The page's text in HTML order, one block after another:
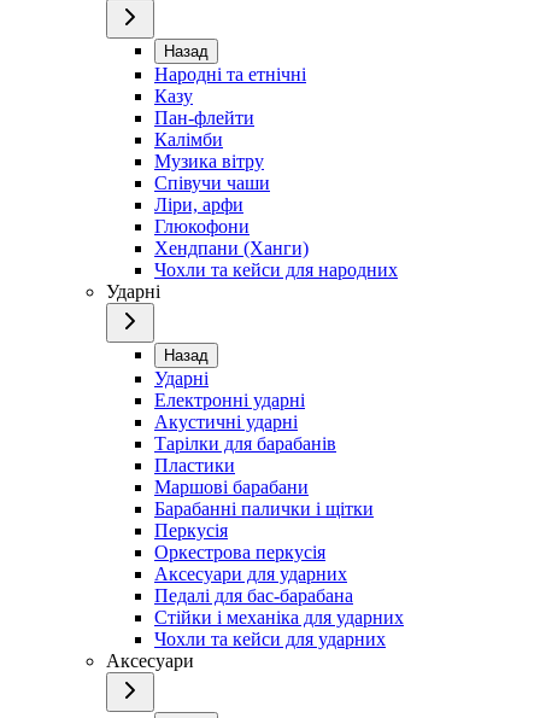
Назад
Народні та етнічні
Казу
Пан-флейти
Калімби
Музика вітру
Співучи чаши
Ліри, арфи
Глюкофони
Хендпани (Ханги)
Чохли та кейси для народних
Ударні
Назад
Ударні
Електронні ударні
Акустичні ударні
Тарілки для барабанів
Пластики
Маршові барабани
Барабанні палички і щітки
Перкусія
Оркестрова перкусія
Аксесуари для ударних
Педалі для бас-барабана
Стійки і механіка для ударних
Чохли та кейси для ударних
Аксесуари